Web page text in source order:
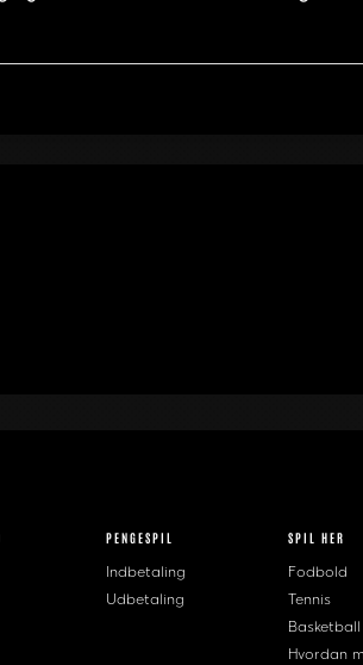
PENGESPIL
Indbetaling
Udbetaling
SPIL HER
Fodbold
Tennis
Basketball
Hvordan